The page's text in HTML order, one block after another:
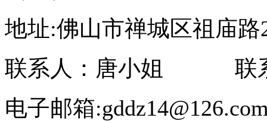
地址:佛山市禅城区祖庙路
联系人：唐小姐 联系
电子邮箱